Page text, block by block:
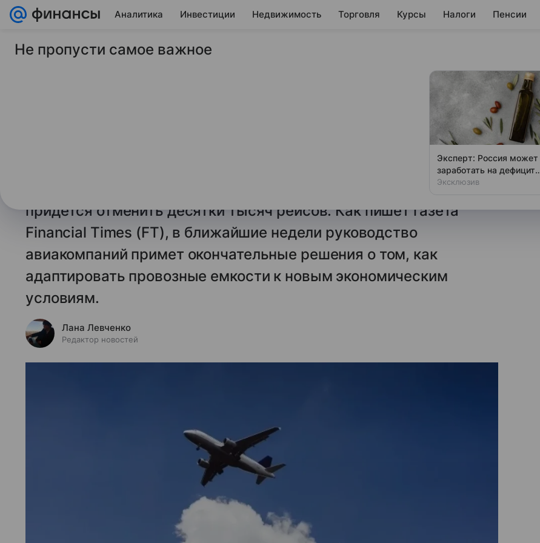
Аналитика Инвестиции Недвижимость Торговля Курсы Налоги Пенсии
10 июня 2026 Финансы Mail
FT: авиакомпании могут сократить
Мировые авиакомпании готовятся к серьезной перестройке
зимнего расписания. Если цены на авиатопливо не пойдут вниз
из-за напряженности на Ближнем Востоке, перевозчикам
придется отменить десятки тысяч рейсов. Как пишет газета
Financial Times (FT), в ближайшие недели руководство
авиакомпаний примет окончательные решения о том, как
адаптировать провозные емкости к новым экономическим
условиям.
Лана Левченко
Редактор новостей
Не пропусти самое важное
Эксперт: Россия может
заработать на дефиците
оливкового масла
Эксклюзив